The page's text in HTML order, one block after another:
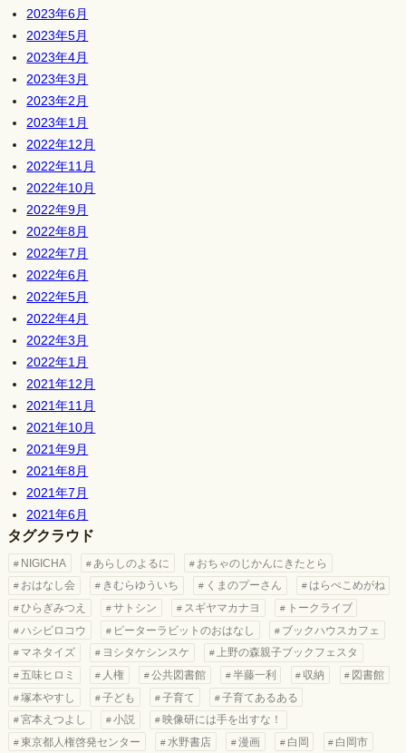
2023年6月
2023年5月
2023年4月
2023年3月
2023年2月
2023年1月
2022年12月
2022年11月
2022年10月
2022年9月
2022年8月
2022年7月
2022年6月
2022年5月
2022年4月
2022年3月
2022年1月
2021年12月
2021年11月
2021年10月
2021年9月
2021年8月
2021年7月
2021年6月
タグクラウド
NIGICHA あらしのよるに
おちゃのじかんにきたとら
おはなし会
きむらゆういち くまのプーさん
はらぺこめがね
ひらぎみつえ
サトシン スギヤマカナヨ
トークライブ
ハシビロコウ
ピーターラビットのおはなし
ブックハウスカフェ
マネタイズ
ヨシタケシンスケ
上野の森親子ブックフェスタ
五味ヒロミ
人権 公共図書館 半藤一利 収納
図書館
塚本やすし
子ども 子育て
子育てあるある
宮本えつよし
小説
映像研には手を出すな！
東京都人権啓発センター
水野書店 漫画 白岡
白岡市